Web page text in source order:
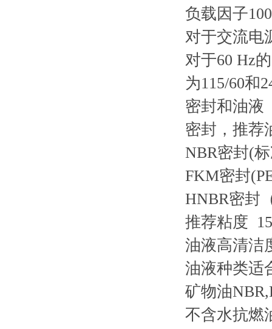
负载因子
对于交流电
对于60 Hz
为115/60和
密封和油液
密封，推荐
NBR密封(
FKM密封
HNBR密封
推荐粘度
油液高清洁
油液种类适
矿物油
不含水抗燃